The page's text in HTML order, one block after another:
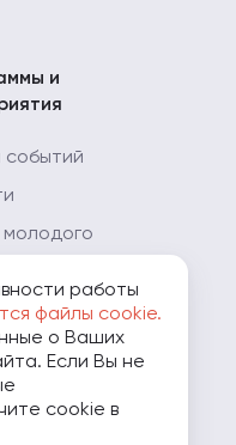
и
- Мой
работы
файлы cookie.
о Ваших
Если Вы не
cookie в